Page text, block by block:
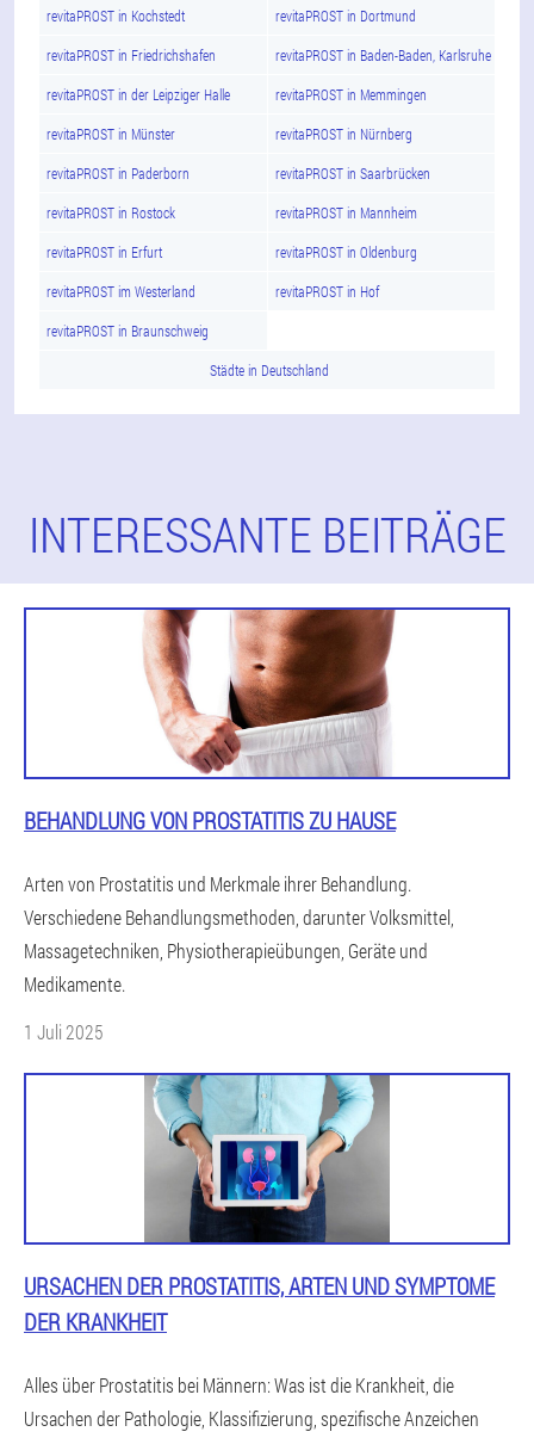
revitaPROST in Kochstedt revitaPROST in Dortmund
revitaPROST in Friedrichshafen revitaPROST in Baden-Baden, Karlsruhe
revitaPROST in der Leipziger Halle revitaPROST in Memmingen
revitaPROST in Münster revitaPROST in Nürnberg
revitaPROST in Paderborn revitaPROST in Saarbrücken
revitaPROST in Rostock revitaPROST in Mannheim
revitaPROST in Erfurt revitaPROST in Oldenburg
revitaPROST im Westerland revitaPROST in Hof
revitaPROST in Braunschweig
Städte in Deutschland
INTERESSANTE BEITRÄGE
BEHANDLUNG VON PROSTATITIS ZU HAUSE
Arten von Prostatitis und Merkmale ihrer Behandlung.
Verschiedene Behandlungsmethoden, darunter Volksmittel,
Massagetechniken, Physiotherapieübungen, Geräte und
Medikamente.
1 Juli 2025
URSACHEN DER PROSTATITIS, ARTEN UND SYMPTOME
DER KRANKHEIT
Alles über Prostatitis bei Männern: Was ist die Krankheit, die
Ursachen der Pathologie, Klassifizierung, spezifische Anzeichen